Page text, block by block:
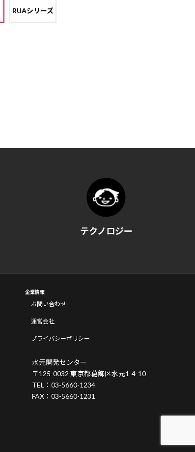
RUAシリーズ
テクノロジー
企業情報
お問い合わせ
運営会社
プライバシーポリシー
水元開発センター
〒125-0032 東京都葛飾区水元1-4-10
TEL：03-5660-1234
FAX：03-5660-1231